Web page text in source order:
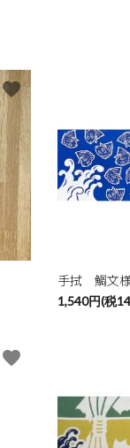
favorite
手拭 鯛文
1,540円(税
favorite